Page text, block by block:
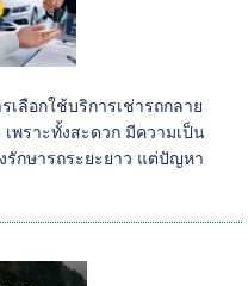
เลือกใช้บริการเช่ารถกลาย
พราะทั้งสะดวก มีความเป็น
รักษารถระยะยาว แต่ปัญหา